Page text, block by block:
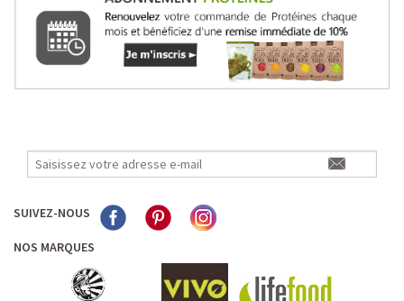
SUIVEZ-NOUS
NOS MARQUES